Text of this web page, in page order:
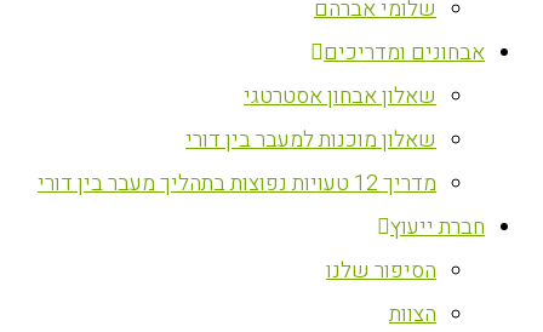
שלומי אברהם
אבחונים ומדריכים
שאלון אבחון אסטרטגי
שאלון מוכנות למעבר בין דורי
מדריך 12 טעויות נפוצות בתהליך מעבר בין דורי
חברת ייעוץ
הסיפור שלנו
הצוות